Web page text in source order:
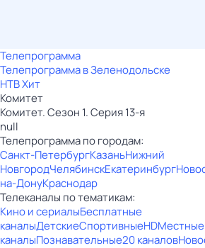
Телепрограмма
Телепрограмма в Зеленодольске
НТВ Хит
Комитет
Комитет. Сезон 1. Серия 13-я
null
Телепрограмма по городам:
Санкт-ПетербургКазаньНижний
НовгородЧелябинскЕкатеринбург
на-ДонуКраснодар
Телеканалы по тематикам:
Кино и сериалыБесплатные
каналыДетскиеСпортивныеHDМестные
каналыПознавательные20 каналов